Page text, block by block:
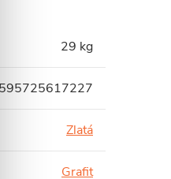
29 kg
Zlatá
Grafit